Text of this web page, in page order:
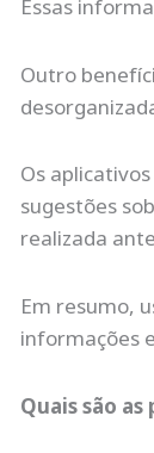
Essas
Outro
Os
sugestões
realizada
Em resumo,
informações
Quais são